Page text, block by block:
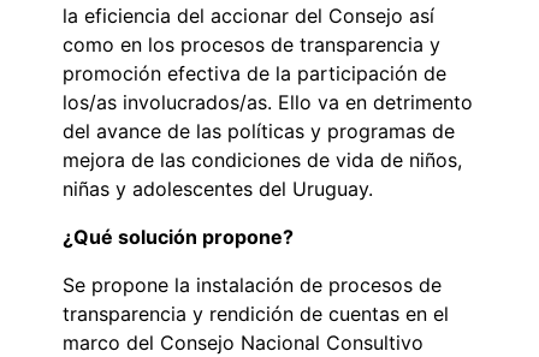
la eficiencia del accionar del Consejo así
como en los procesos de transparencia y
promoción efectiva de la participación de
los/as involucrados/as. Ello va en detrimento
del avance de las políticas y programas de
mejora de las condiciones de vida de niños,
niñas y adolescentes del Uruguay.
¿Qué solución propone?
Se propone la instalación de procesos de
transparencia y rendición de cuentas en el
marco del Consejo Nacional Consultivo